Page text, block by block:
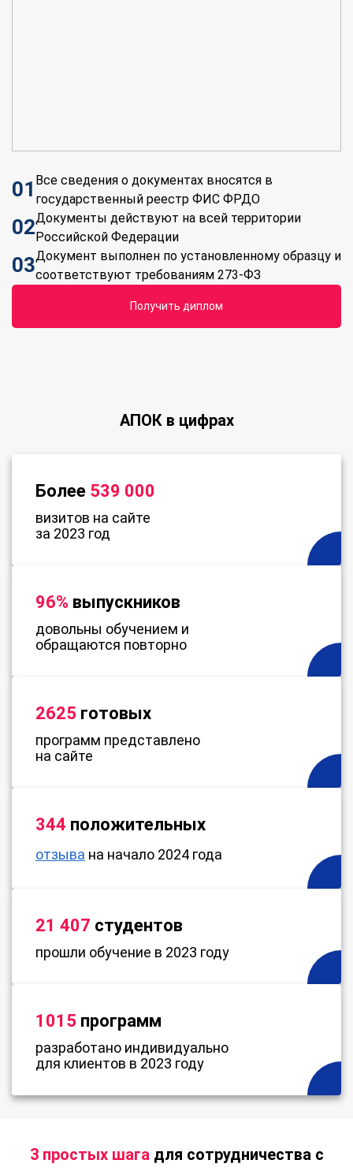
01 Все сведения о документах вносятся в
государственный реестр ФИС ФРДО
02Документы действуют на всей территории
Российской Федерации
03Документ выполнен по установленному образцу и
соответствуют требованиям 273-ФЗ
получить диплом
АПОК в цифрах
Более 539 000
визитов на сайте
за 2023 год
96% выпускников
довольны обучением и
обращаются повторно
2625 готовых
программ представлено
на сайте
344 положительных
отзыва на начало 2024 года
21 407 студентов
прошли обучение в 2023 году
1015 программ
разработано индивидуально
для клиентов в 2023 году
3 простых шагадля сотрудничества с